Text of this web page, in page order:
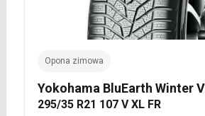
Opona zimowa
Yokohama BluEarth Winter
295/35 R21 107 V XL FR